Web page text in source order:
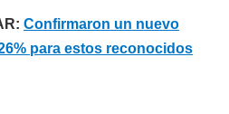
Confirmaron un nuevo
para estos reconocidos